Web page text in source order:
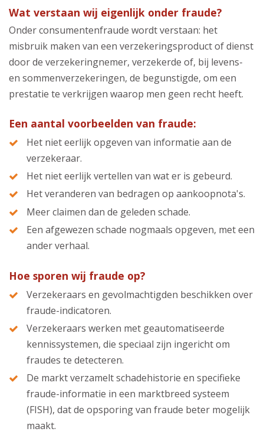
Wat verstaan wij eigenlijk onder fraude?
Onder consumentenfraude wordt verstaan: het
misbruik maken van een verzekeringsproduct of dienst
door de verzekeringnemer, verzekerde of, bij levens-
en sommenverzekeringen, de begunstigde, om een
prestatie te verkrijgen waarop men geen recht heeft.
Een aantal voorbeelden van fraude:
Het niet eerlijk opgeven van informatie aan de
verzekeraar.
Het niet eerlijk vertellen van wat er is gebeurd.
Het veranderen van bedragen op aankoopnota's.
Meer claimen dan de geleden schade.
Een afgewezen schade nogmaals opgeven, met een
ander verhaal.
Hoe sporen wij fraude op?
Verzekeraars en gevolmachtigden beschikken over
fraude-indicatoren.
Verzekeraars werken met geautomatiseerde
kennissystemen, die speciaal zijn ingericht om
fraudes te detecteren.
De markt verzamelt schadehistorie en specifieke
fraude-informatie in een marktbreed systeem
(FISH), dat de opsporing van fraude beter mogelijk
maakt.